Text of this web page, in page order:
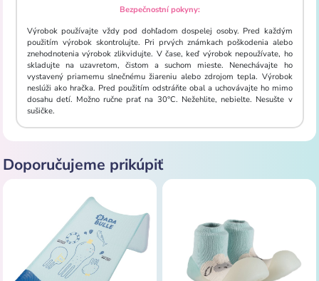
Bezpečnostní pokyny:
Výrobok používajte vždy pod dohľadom dospelej osoby. Pred každým
použitím výrobok skontrolujte. Pri prvých známkach poškodenia alebo
znehodnotenia výrobok zlikvidujte. V čase, keď výrobok nepoužívate, ho
skladujte na uzavretom, čistom a suchom mieste. Nenechávajte ho
vystavený priamemu slnečnému žiareniu alebo zdrojom tepla. Výrobok
neslúži ako hračka. Pred použitím odstráňte obal a uchovávajte ho mimo
dosahu detí. Možno ručne prať na 30°C. Nežehlite, nebielte. Nesušte v
sušičke.
Doporučujeme prikúpiť